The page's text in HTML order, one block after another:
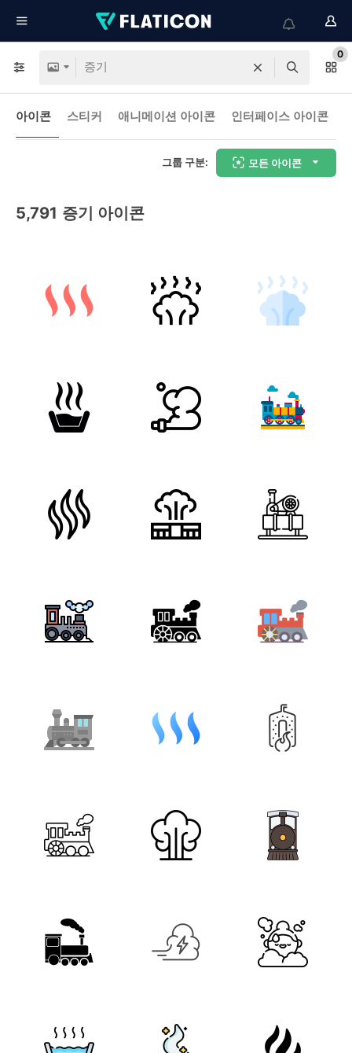
0
아이콘 스티커 애니메이션 아이콘 인터페이스 아이콘
그룹 구분: 모든 아이콘
5,791 증기 아이콘